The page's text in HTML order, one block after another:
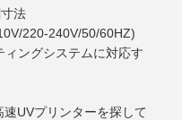
法
220-240V/50/60HZ)
ングシステムに対応す
UVプリンターを探して